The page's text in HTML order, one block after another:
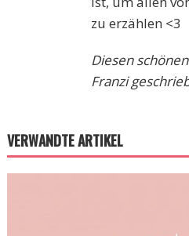
zu erzählen <3
Diesen
Franzi
VERWANDTE ARTIKEL